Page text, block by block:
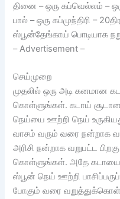
தினை – ஒரு கப்வெல்லம் –
பால் – ஒரு கப்முந்திரி –
ஸ்பூன்தேங்காய் பொடியாக
– Advertisement –
செய்முறை
முதலில் ஒரு அடி கனமான
கொள்ளுங்கள். கடாய்
நெய்யை ஊற்றி நெய்
வாசம் வரும் வரை நன்றாக
அரிசி நன்றாக வறுபட்ட
கொள்ளுங்கள். அதே கடாயை
ஸ்பூன் நெய் ஊற்றி
போகும் வரை